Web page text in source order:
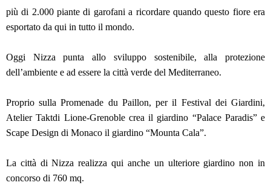
più di 2.000 piante di garofani a ricordare quando questo fiore era
esportato da qui in tutto il mondo.
Oggi Nizza punta allo sviluppo sostenibile, alla protezione
dell’ambiente e ad essere la città verde del Mediterraneo.
Proprio sulla Promenade du Paillon, per il Festival dei Giardini,
Atelier Taktdi Lione-Grenoble crea il giardino “Palace Paradis” e
Scape Design di Monaco il giardino “Mounta Cala”.
La città di Nizza realizza qui anche un ulteriore giardino non in
concorso di 760 mq.